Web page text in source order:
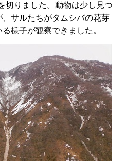
切りました。動物は少し見つ
サルたちがタムシバの花芽
様子が観察できました。